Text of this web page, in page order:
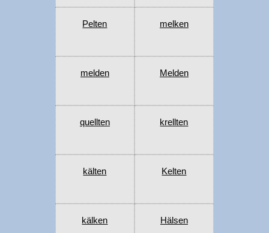
Pelten melken
melden Melden
quellten krellten
kälten Kelten
kälken Hälsen